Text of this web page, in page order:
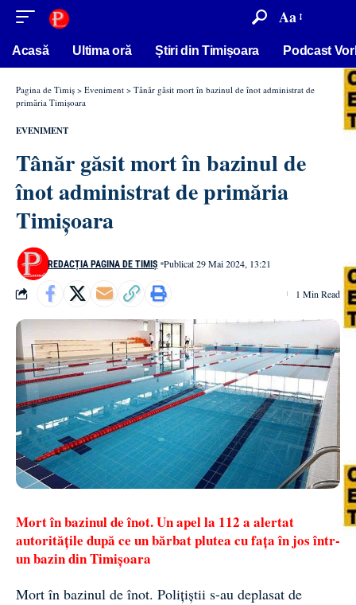
conținut Aa
Acasă Ultima oră Știri din Timișoara Podcast
Pagina de Timiș > Eveniment > Tânăr găsit mort în bazinul de înot administrat de
primăria Timișoara
EVENIMENT
Tânăr găsit mort în bazinul de
înot administrat de primăria
Timișoara
REDACȚIA PAGINA DE TIMIȘ Publicat 29 Mai 2024, 13:21
1 Min Read
Mort în bazinul de înot. Un apel la 112 a alertat
autoritățile după ce un bărbat plutea cu fața în jos într-
un bazin din Timișoara
Mort în bazinul de înot. Polițiștii s-au deplasat de